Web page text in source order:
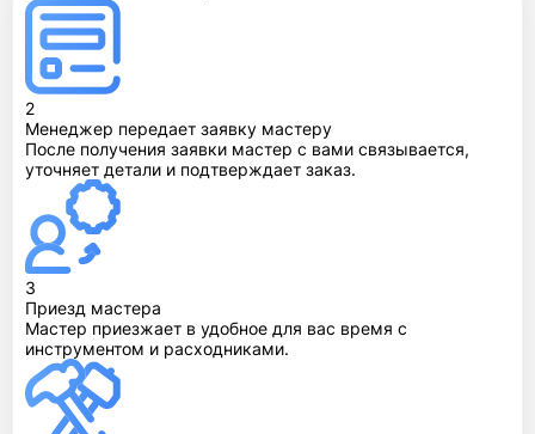
2
Менеджер передает заявку мастеру
После получения заявки мастер с вами связывается,
уточняет детали и подтверждает заказ.
3
Приезд мастера
Мастер приезжает в удобное для вас время с
инструментом и расходниками.